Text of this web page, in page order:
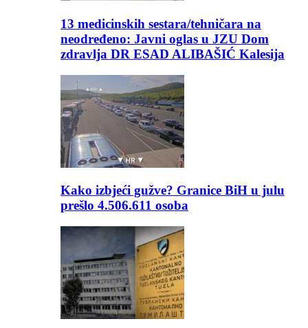
13 medicinskih sestara/tehničara na
neodređeno: Javni oglas u JZU Dom
zdravlja DR ESAD ALIBAŠIĆ Kalesija
Kako izbjeći gužve? Granice BiH u julu
prešlo 4.506.611 osoba